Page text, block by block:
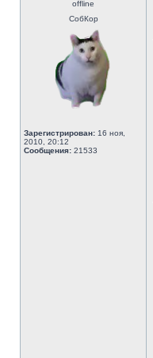
offline
СобКор
Зарегистрирован: 16 ноя,
2010, 20:12
Сообщения: 21533